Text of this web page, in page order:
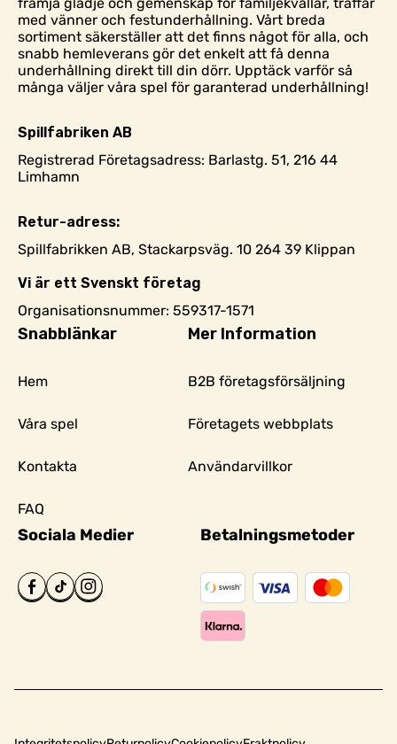
med vänner och festunderhållning. Vårt breda
sortiment säkerställer att det finns något för alla, och
snabb hemleverans gör det enkelt att få denna
underhållning direkt till din dörr. Upptäck varför så
många väljer våra spel för garanterad underhållning!
Spillfabriken AB
Registrerad Företagsadress: Barlastg. 51, 216 44
Limhamn
Retur-adress:
Spillfabrikken AB, Stackarpsväg. 10 264 39 Klippan
Vi är ett Svenskt företag
Organisationsnummer: 559317-1571
Snabblänkar
Hem
Våra spel
Kontakta
FAQ
Mer Information
B2B företagsförsäljning
Företagets webbplats
Användarvillkor
Sociala Medier Betalningsmetoder